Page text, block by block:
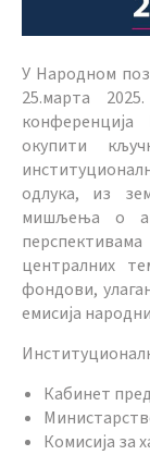
У Народном
25.марта
окупити
одлука, из
мишљења о
централних
фондови,
емисија
Кабинет
Комисија за